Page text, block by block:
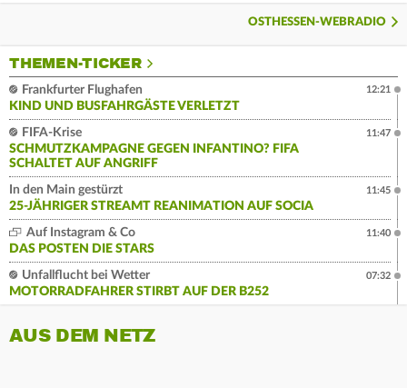
OSTHESSEN-WEBRADIO
THEMEN-TICKER
Frankfurter Flughafen
KIND UND BUSFAHRGÄSTE VERLETZT
12:21
FIFA-Krise
SCHMUTZKAMPAGNE GEGEN INFANTINO? FIFA
SCHALTET AUF ANGRIFF
11:47
In den Main gestürzt
25-JÄHRIGER STREAMT REANIMATION AUF SOCIA
11:45
Auf Instagram & Co
DAS POSTEN DIE STARS
11:40
Unfallflucht bei Wetter
MOTORRADFAHRER STIRBT AUF DER B252
07:32
AUS DEM NETZ